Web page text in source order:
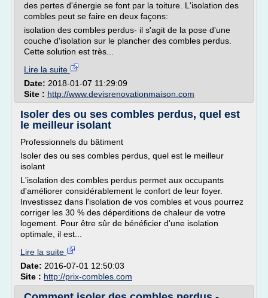
des pertes d'énergie se font par la toiture. L'isolation des
combles peut se faire en deux façons:
isolation des combles perdus- il s'agit de la pose d'une
couche d'isolation sur le plancher des combles perdus.
Cette solution est très...
Lire la suite
Date: 2018-01-07 11:29:09
Site : http://www.devisrenovationmaison.com
Isoler des ou ses combles perdus, quel est
le meilleur isolant
Professionnels du bâtiment
Isoler des ou ses combles perdus, quel est le meilleur
isolant
L'isolation des combles perdus permet aux occupants
d'améliorer considérablement le confort de leur foyer.
Investissez dans l'isolation de vos combles et vous pourrez
corriger les 30 % des déperditions de chaleur de votre
logement. Pour être sûr de bénéficier d'une isolation
optimale, il est...
Lire la suite
Date: 2016-07-01 12:50:03
Site : http://prix-combles.com